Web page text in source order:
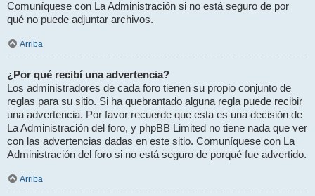
Comuníquese con La Administración si no está seguro de por
qué no puede adjuntar archivos.
Arriba
¿Por qué recibí una advertencia?
Los administradores de cada foro tienen su propio conjunto de
reglas para su sitio. Si ha quebrantado alguna regla puede recibir
una advertencia. Por favor recuerde que esta es una decisión de
La Administración del foro, y phpBB Limited no tiene nada que ver
con las advertencias dadas en este sitio. Comuníquese con La
Administración del foro si no está seguro de porqué fue advertido.
Arriba